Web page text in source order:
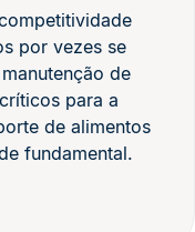
por vezes se
de
para a
de alimentos
fundamental.